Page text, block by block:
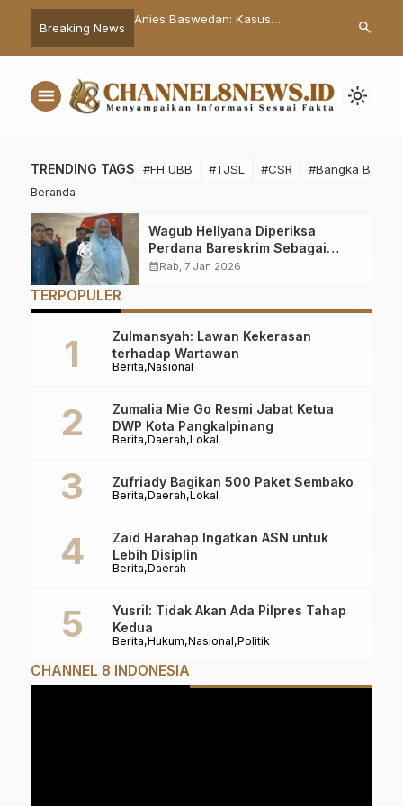
Breaking News
Ajukan
Gedung Kesenian
Anies Baswedan: Kasus
Respon Cepat
Pemprov
Pesan Pj
search
menu light_mode
TRENDING TAGS #FH UBB #TJSL #CSR #Bangka Barat
Beranda
Wagub Hellyana Diperiksa
Perdana Bareskrim Sebagai
Tersangka
calendar_monthRab, 7 Jan 2026
TERPOPULER
Berita Nasional
Zulmansyah: Lawan Kekerasan
terhadap Wartawan
Berita Daerah Lokal
Zumalia Mie Go Resmi Jabat Ketua
DWP Kota Pangkalpinang
Berita Daerah Lokal
Zufriady Bagikan 500 Paket Sembako
Berita Daerah
Zaid Harahap Ingatkan ASN untuk
Lebih Disiplin
Berita Hukum Nasional Politik
Yusril: Tidak Akan Ada Pilpres Tahap
Kedua
CHANNEL 8 INDONESIA